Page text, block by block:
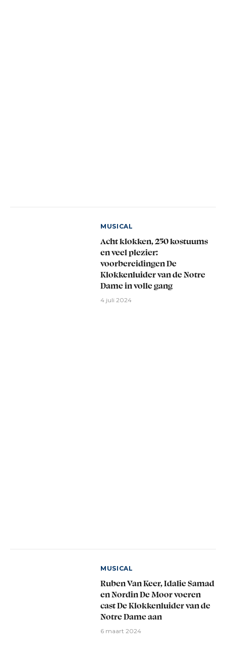
MUSICAL
Acht klokken, 250 kostuums
en veel plezier:
voorbereidingen De
Klokkenluider van de Notre
Dame in volle gang
4 juli 2024
MUSICAL
Ruben Van Keer, Idalie Samad
en Nordin De Moor voeren
cast De Klokkenluider van de
Notre Dame aan
6 maart 2024